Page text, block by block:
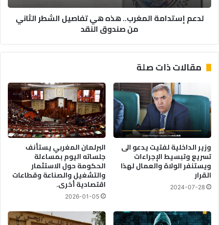
من
صندوق
لدعم إستدامة المغرب.. هذه هي تفاصيل الشطر الثاني
من صندوق النقد
مقالات ذات صلة
وزير الداخلية لفتيت يدعو الى
تسريع وتبسيط الإجراءات
ويستنفر الولاة والعمال لهذا
القرار
2024-07-28
البرلمان المغربي يستأنف
جلساته اليوم بمساءلة
الحكومة حول الاستثمار
والتشغيل والصناعة وقطاعات
اقتصادية أخرى.
2026-01-05